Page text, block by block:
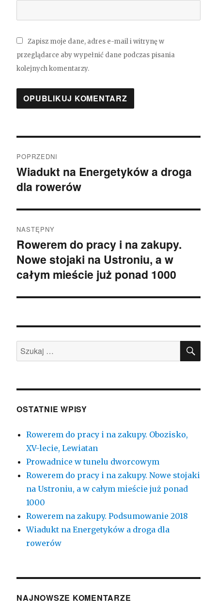
Zapisz moje dane, adres e-mail i witrynę w
przeglądarce aby wypełnić dane podczas pisania
kolejnych komentarzy.
wpisu
POPRZEDNI
Poprzedni
wpis:
Wiadukt na Energetyków a droga
dla rowerów
NASTĘPNY
Następny
wpis:
Rowerem do pracy i na zakupy.
Nowe stojaki na Ustroniu, a w
całym mieście już ponad 1000
Szukaj:
OSTATNIE WPISY
Rowerem do pracy i na zakupy. Obozisko,
XV-lecie, Lewiatan
Prowadnice w tunelu dworcowym
Rowerem do pracy i na zakupy. Nowe stojaki
na Ustroniu, a w całym mieście już ponad
1000
Rowerem na zakupy. Podsumowanie 2018
Wiadukt na Energetyków a droga dla
rowerów
NAJNOWSZE KOMENTARZE